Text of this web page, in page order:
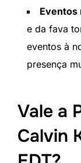
Eventos
e da fava
eventos à
presença
Vale a
Calvin